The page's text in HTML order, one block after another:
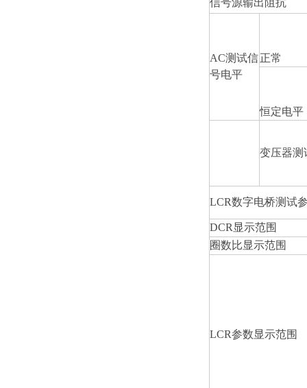
信号源输出阻抗
AC测试信
号电平
正常
恒定电平
变压器测
LCR数字电桥测试
DCR 显示范围
圈数比显示范围
LCR参数显示范围